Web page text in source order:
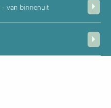
- van binnenuit